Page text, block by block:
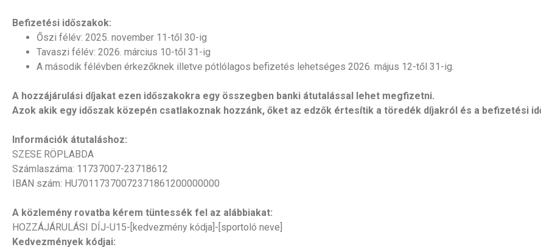
Befizetési időszakok:
Őszi félév: 2025. november 11-től 30-ig
Tavaszi félév: 2026. március 10-től 31-ig
A második félévben érkezőknek illetve pótlólagos befizetés lehetséges 2026. május 12-től 31-ig.
A hozzájárulási díjakat ezen időszakokra egy összegben banki átutalással lehet megfizetni.
Azok akik egy időszak közepén csatlakoznak hozzánk, őket az edzők értesítik a töredék díjakról és a befizetési
Információk átutaláshoz:
SZESE RÖPLABDA
Számlaszáma: 11737007-23718612
IBAN szám: HU70117370072371861200000000
A közlemény rovatba kérem tüntessék fel az alábbiakat:
HOZZÁJÁRULÁSI DÍJ-U15-[kedvezmény kódja]- [sportoló neve]
Kedvezmények kódjai: